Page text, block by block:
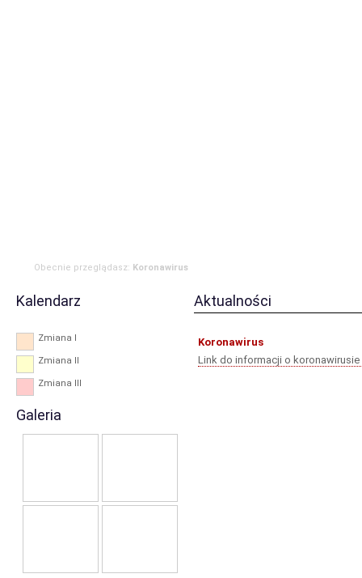
Obecnie przeglądasz: Koronawirus
Kalendarz
Zmiana I
Zmiana II
Zmiana III
Galeria
Aktualności
Koronawirus
Link do informacji o koronawirusie